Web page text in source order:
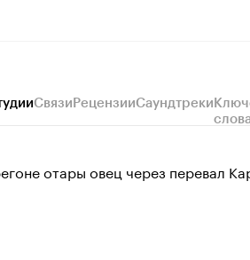
СвязиРецензииСаундтреки
отары овец через перевал